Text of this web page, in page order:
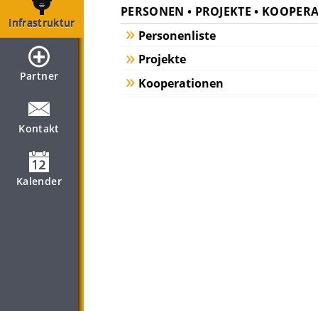
Infrastruktur
Partner
Kontakt
Kalender
PERSONEN • PROJEKTE •
Personenliste
Projekte
Kooperationen